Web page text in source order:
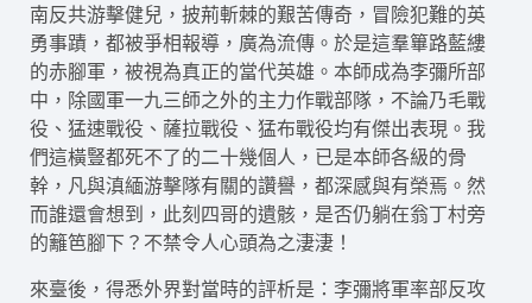
南反共游擊健兒，披荊斬棘的艱苦傳奇，冒險犯難的英
勇事蹟，都被爭相報導，廣為流傳。於是這羣篳路藍縷
的赤腳軍，被視為真正的當代英雄。本師成為李彌所部
中，除國軍一九三師之外的主力作戰部隊，不論乃毛戰
役、猛速戰役、薩拉戰役、猛布戰役均有傑出表現。我
們這橫豎都死不了的二十幾個人，已是本師各級的骨
幹，凡與滇緬游擊隊有關的讚譽，都深感與有榮焉。然
而誰還會想到，此刻四哥的遺骸，是否仍躺在翁丁村旁
的籬笆腳下？不禁令人心頭為之淒淒！
來臺後，得悉外界對當時的評析是：李彌將軍率部反攻